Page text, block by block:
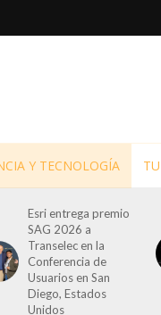
Y TECNOLOGÍA
Esri entrega premio
SAG 2026 a
Transelec en la
Conferencia de
Usuarios en San
Diego, Estados
Unidos